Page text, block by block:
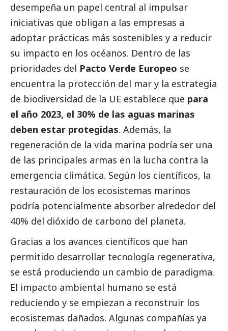
desempeña un papel central al impulsar
iniciativas que obligan a las empresas a
adoptar prácticas más sostenibles y a reducir
su impacto en los océanos. Dentro de las
prioridades del Pacto Verde Europeo se
encuentra la protección del mar y la estrategia
de biodiversidad de la UE establece que para
el año 2023, el 30% de las aguas marinas
deben estar protegidas. Además, la
regeneración de la vida marina podría ser una
de las principales armas en la lucha contra la
emergencia climática. Según los científicos, la
restauración de los ecosistemas marinos
podría potencialmente absorber alrededor del
40% del dióxido de carbono del planeta.
Gracias a los avances científicos que han
permitido desarrollar tecnología regenerativa,
se está produciendo un cambio de paradigma.
El impacto ambiental humano se está
reduciendo y se empiezan a reconstruir los
ecosistemas dañados. Algunas compañías ya